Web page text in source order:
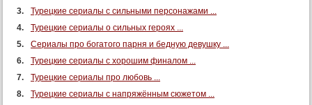
Турецкие сериалы с сильными персонажами ...
Турецкие сериалы о сильных героях ...
Сериалы про богатого парня и бедную девушку ...
Турецкие сериалы с хорошим финалом ...
Турецкие сериалы про любовь ...
Турецкие сериалы с напряжённым сюжетом ...